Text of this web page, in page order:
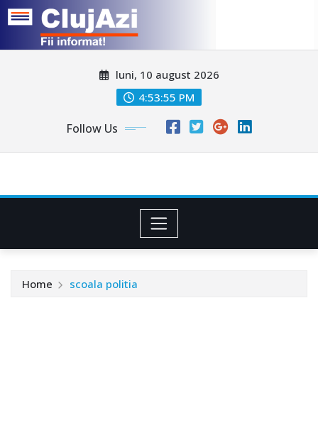
luni, 10 august 2026
4:53:58 PM
Follow Us
Home scoala politia